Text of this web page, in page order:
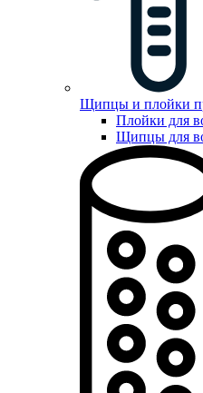
Щипцы и плойки
Плойки для
Щипцы для